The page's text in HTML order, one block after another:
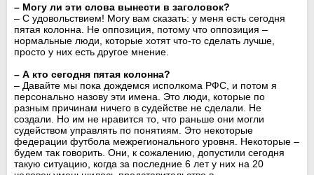
– Могу ли эти слова вынести в заголовок?
– С удовольствием! Могу вам сказать: у меня есть сегодня
пятая колонна. Не оппозиция, потому что оппозиция –
нормальные люди, которые хотят что-то сделать лучше,
просто у них есть другое мнение.
– А кто сегодня пятая колонна?
– Давайте мы пока дождемся исполкома РФС, и потом я
персонально назову эти имена. Это люди, которые по
разным причинам ничего в судействе не сделали. Не
создали. Но им не нравится то, что раньше они могли
судейством управлять по понятиям. Это некоторые
федерации футбола межрегионального уровня. Некоторые –
будем так говорить. Они, к сожалению, допустили сегодня
такую ситуацию, когда за последние 6 лет у них на 20